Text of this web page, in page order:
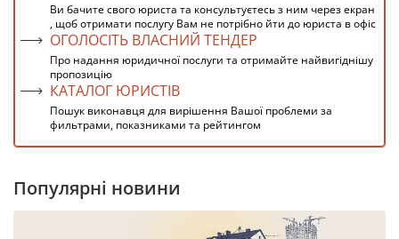
Ви бачите свого юриста та консультуєтесь з ним через екран
, щоб отримати послугу Вам не потрібно йти до юриста в офіс
ОГОЛОСІТЬ ВЛАСНИЙ ТЕНДЕР
Про надання юридичної послуги та отримайте найвигіднішу
пропозицію
КАТАЛОГ ЮРИСТІВ
Пошук виконавця для вирішення Вашої проблеми за
фильтрами, показниками та рейтингом
Популярні новини